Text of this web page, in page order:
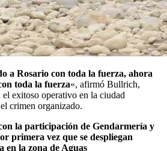
a Rosario con toda la fuerza, ahora
toda la fuerza«, afirmó Bullrich,
exitoso operativo en la ciudad
crimen organizado.
la participación de Gendarmería y
primera vez que se despliegan
en la zona de Aguas